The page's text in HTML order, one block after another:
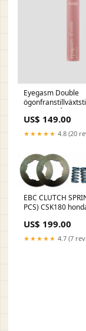
Eyegasm Double
mascara från Paese
collection-wlosy-
rodzaj_wlosow
US$ 149.00
★★★★★ 4.8 (20
EBC CLUTCH
PCS) CSK180
US$ 199.00
★★★★★ 4.7 (7